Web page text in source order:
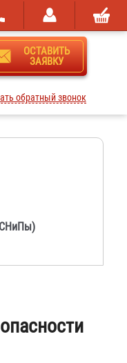
ОСТАВИТЬ
ЗАЯВКУ
обратный звонок